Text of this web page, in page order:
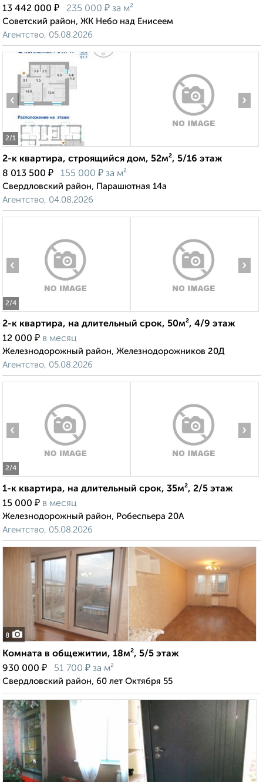
13 442 000 ₽ 235 000 ₽ за м²
Советский район, ЖК Небо над Енисеем
Агентство, 05.08.2026
2/1
‹ ›
2-к квартира, строящийся дом, 52м², 5/16 этаж
8 013 500 ₽ 155 000 ₽ за м²
Свердловский район, Парашютная 14а
Агентство, 04.08.2026
2/4
‹ ›
2-к квартира, на длительный срок, 50м², 4/9 этаж
12 000 ₽ в месяц
Железнодорожный район, Железнодорожников 20Д
Агентство, 05.08.2026
2/4
‹ ›
1-к квартира, на длительный срок, 35м², 2/5 этаж
15 000 ₽ в месяц
Железнодорожный район, Робеспьера 20А
Агентство, 05.08.2026
8
Комната в общежитии, 18м², 5/5 этаж
930 000 ₽ 51 700 ₽ за м²
Свердловский район, 60 лет Октября 55